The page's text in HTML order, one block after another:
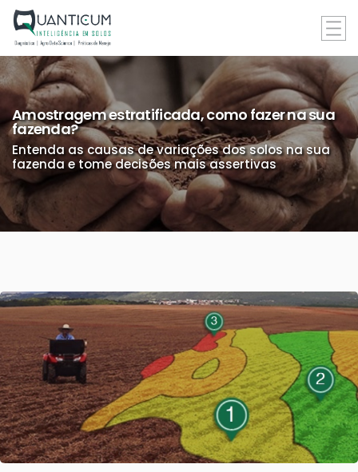
Amostragem estratificada, como fazer na sua
fazenda?
Entenda as causas de variações dos solos na sua
fazenda e tome decisões mais assertivas